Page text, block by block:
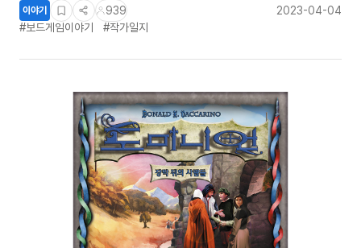
이야기 939
2023-04-04
#보드게임이야기
#작가일지